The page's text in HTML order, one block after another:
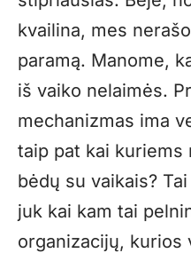
kvailina, mes
paramą. Manome,
iš vaiko nelaimės.
mechanizmas ima
taip pat kai kuriems
bėdų su vaikais?
juk kai kam tai
organizacijų, kurios